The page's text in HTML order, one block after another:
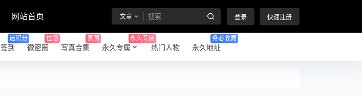
网站首页 文章 登录 快速注册
签到
送积分
微密圈
性感
写真合集
套图
永久专属
永久专属
热门人物 永久地址
务必收藏